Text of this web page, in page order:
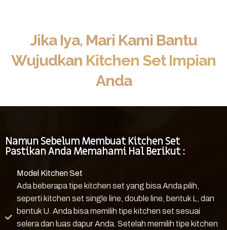
Jika Iya, Mari Kami Bantu
Wujudkan Kitchen Set Impian
Anda
Namun Sebelum Membuat Kitchen Set
Pastikan Anda Memahami Hal Berikut :
Model Kitchen Set
Ada beberapa tipe kitchen set yang bisa Anda pilih,
seperti kitchen set single line, double line, bentuk L, dan
bentuk U. Anda bisa memilih tipe kitchen set sesuai
selera dan luas dapur Anda. Setelah memilih tipe kitchen